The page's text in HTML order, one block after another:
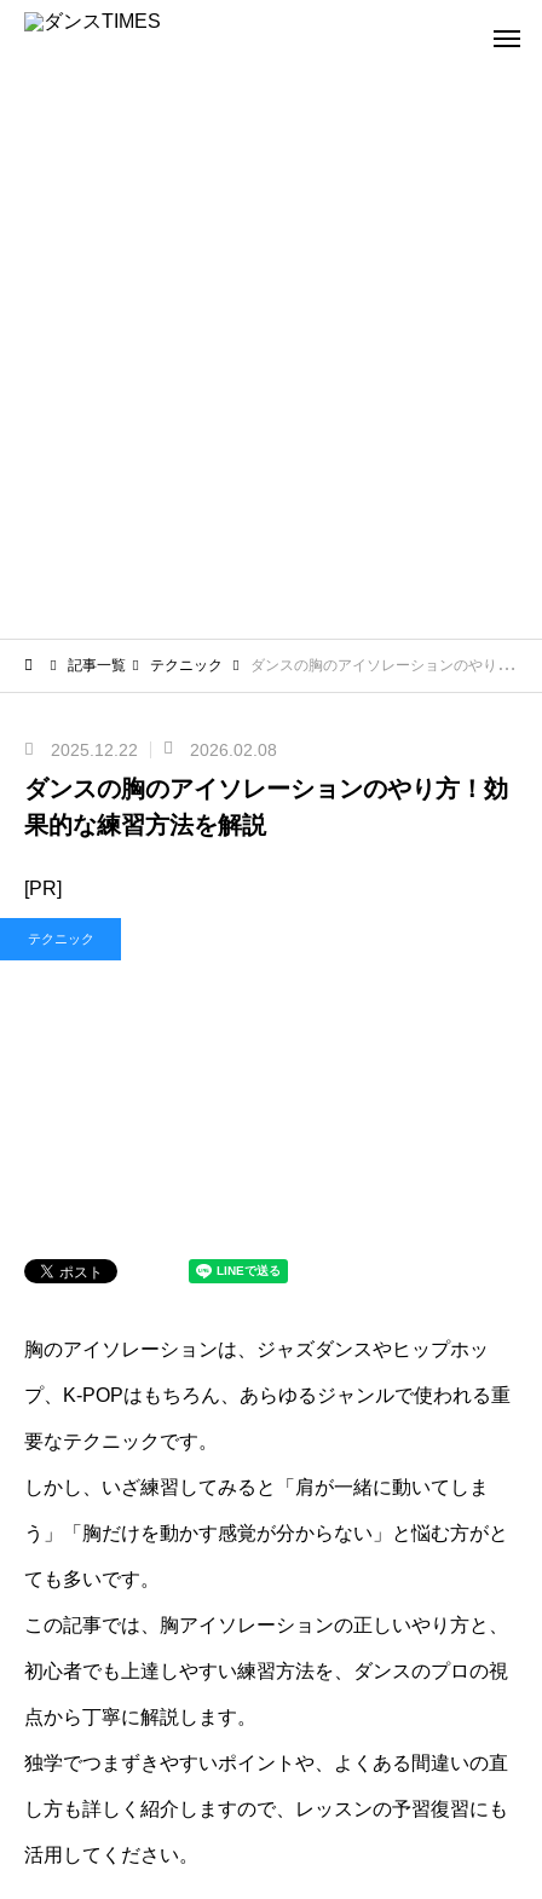
記事一覧 テクニック ダンスの胸のアイソレーションのやり方！効果的な練習方法を解説
2025.12.22 2026.02.08
ダンスの胸のアイソレーションのやり方！効
果的な練習方法を解説
[PR]
テクニック
胸のアイソレーションは、ジャズダンスやヒップホッ
プ、K-POPはもちろん、あらゆるジャンルで使われる重
要なテクニックです。
しかし、いざ練習してみると「肩が一緒に動いてしま
う」「胸だけを動かす感覚が分からない」と悩む方がと
ても多いです。
この記事では、胸アイソレーションの正しいやり方と、
初心者でも上達しやすい練習方法を、ダンスのプロの視
点から丁寧に解説します。
独学でつまずきやすいポイントや、よくある間違いの直
し方も詳しく紹介しますので、レッスンの予習復習にも
活用してください。